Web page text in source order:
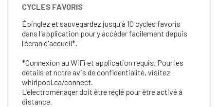
CYCLES FAVORIS
Épinglez et sauvegardez jusqu'à 10 cycles favoris
dans l'application pour y accéder facilement depuis
l'écran d'accueil*.
*Connexion au WiFi et application requis. Pour les
détails et notre avis de confidentialité, visitez
whirlpool.ca/connect.
L’électroménager doit être réglé pour être activé à
distance.